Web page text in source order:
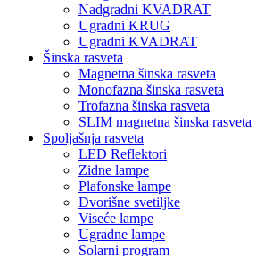
Nadgradni KVADRAT
Ugradni KRUG
Ugradni KVADRAT
Šinska rasveta
Magnetna šinska rasveta
Monofazna šinska rasveta
Trofazna šinska rasveta
SLIM magnetna šinska rasveta
Spoljašnja rasveta
LED Reflektori
Zidne lampe
Plafonske lampe
Dvorišne svetiljke
Viseće lampe
Ugradne lampe
Solarni program